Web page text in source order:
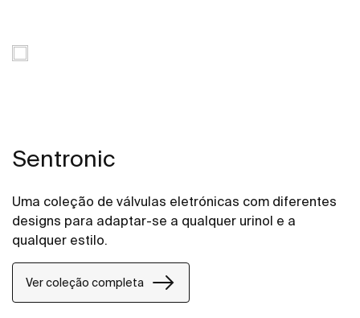
Sentronic
Uma coleção de válvulas eletrónicas com diferentes
designs para adaptar-se a qualquer urinol e a
qualquer estilo.
Ver coleção completa